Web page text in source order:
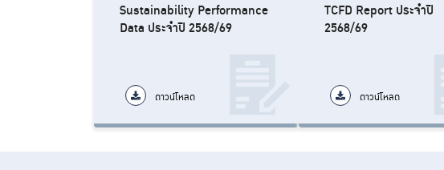
Sustainability Performance
Data ประจำปี 2568/69
ดาวน์โหลด
TCFD Report ประจำปี
2568/69
ดาวน์โหลด